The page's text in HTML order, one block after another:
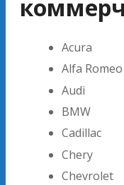
Acura
Alfa Romeo
Audi
BMW
Cadillac
Chery
Chevrolet